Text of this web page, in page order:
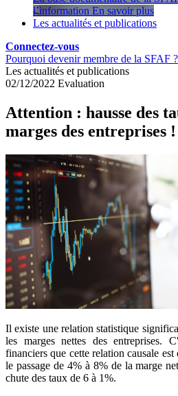
l’information En savoir plus
Les actualités et publications
Connectez-vous
Pourquoi devenir membre de la SFAF ?
Les actualités et publications
02/12/2022 Evaluation
Attention : hausse des
marges des entreprises !
Il existe une relation statistique
les marges nettes des entreprises.
financiers que cette relation causale
le passage de 4% à 8% de la marge
chute des taux de 6 à 1%.